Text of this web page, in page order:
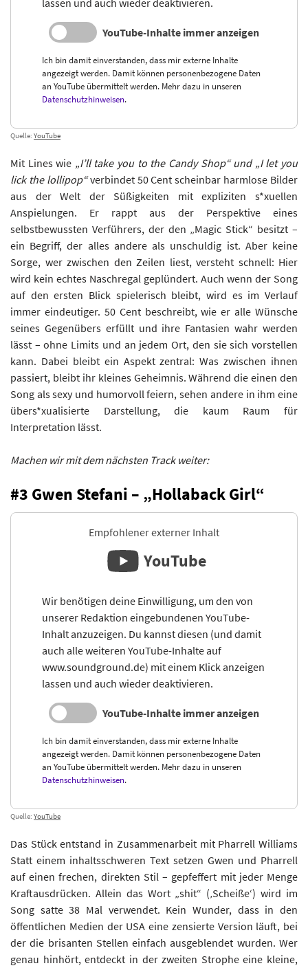
lassen und auch wieder deaktivieren.
YouTube-Inhalte immer anzeigen
Ich bin damit einverstanden, dass mir externe Inhalte
angezeigt werden. Damit können personenbezogene Daten
an YouTube übermittelt werden. Mehr dazu in unseren
Datenschutzhinweisen.
Quelle: YouTube
Mit Lines wie „I’ll take you to the Candy Shop“ und „I let you
lick the lollipop“verbindet 50 Cent scheinbar harmlose Bilder
aus der Welt der Süßigkeiten mit expliziten s*xuellen
Anspielungen. Er rappt aus der Perspektive eines
selbstbewussten Verführers, der den „Magic Stick“ besitzt –
ein Begriff, der alles andere als unschuldig ist. Aber keine
Sorge, wer zwischen den Zeilen liest, versteht schnell: Hier
wird kein echtes Naschregal geplündert. Auch wenn der Song
auf den ersten Blick spielerisch bleibt, wird es im Verlauf
immer eindeutiger. 50 Cent beschreibt, wie er alle Wünsche
seines Gegenübers erfüllt und ihre Fantasien wahr werden
lässt – ohne Limits und an jedem Ort, den sie sich vorstellen
kann. Dabei bleibt ein Aspekt zentral: Was zwischen ihnen
passiert, bleibt ihr kleines Geheimnis. Während die einen den
Song als sexy und humorvoll feiern, sehen andere in ihm eine
übers*xualisierte Darstellung, die kaum Raum für
Interpretation lässt.
Machen wir mit dem nächsten Track weiter:
#3 Gwen Stefani – „Hollaback Girl“
Empfohlener externer Inhalt
YouTube
Wir benötigen deine Einwilligung, um den von
unserer Redaktion eingebundenen YouTube-
Inhalt anzuzeigen. Du kannst diesen (und damit
auch alle weiteren YouTube-Inhalte auf
www.soundground.de) mit einem Klick anzeigen
lassen und auch wieder deaktivieren.
YouTube-Inhalte immer anzeigen
Ich bin damit einverstanden, dass mir externe Inhalte
angezeigt werden. Damit können personenbezogene Daten
an YouTube übermittelt werden. Mehr dazu in unseren
Datenschutzhinweisen.
Quelle: YouTube
Das Stück entstand in Zusammenarbeit mit Pharrell Williams
Statt einem inhaltsschweren Text setzen Gwen und Pharrell
auf einen frechen, direkten Stil – gepfeffert mit jeder Menge
Kraftausdrücken. Allein das Wort „shit“ (‚Scheiße‘) wird im
Song satte 38 Mal verwendet. Kein Wunder, dass in den
öffentlichen Medien der USA eine zensierte Version läuft, bei
der die brisanten Stellen einfach ausgeblendet wurden. Wer
genau hinhört, entdeckt in der zweiten Strophe eine kleine,